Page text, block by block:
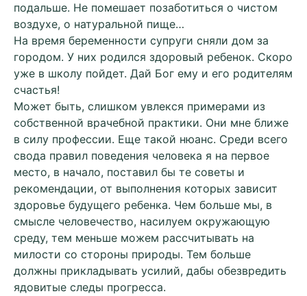
подальше. Не помешает позаботиться о чистом
воздухе, о натуральной пище…
На время беременности супруги сняли дом за
городом. У них родился здоровый ребенок. Скоро
уже в школу пойдет. Дай Бог ему и его родителям
счастья!
Может быть, слишком увлекся примерами из
собственной врачебной практики. Они мне ближе
в силу профессии. Еще такой нюанс. Среди всего
свода правил поведения человека я на первое
место, в начало, поставил бы те советы и
рекомендации, от выполнения которых зависит
здоровье будущего ребенка. Чем больше мы, в
смысле человечество, насилуем окружающую
среду, тем меньше можем рассчитывать на
милости со стороны природы. Тем больше
должны прикладывать усилий, дабы обезвредить
ядовитые следы прогресса.